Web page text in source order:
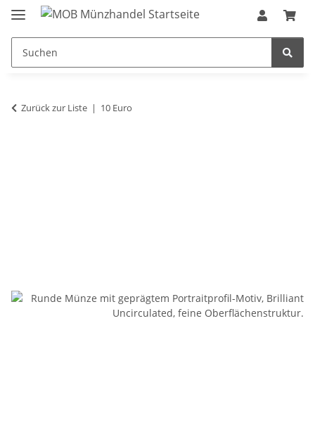
Zurück zur Liste 10 Euro